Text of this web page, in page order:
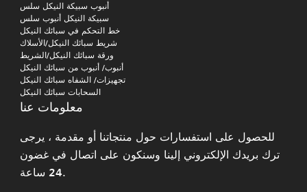
أنبوب سبيكة النيكل سلس
سبيكة النيكل أنبوب سلس
خط التحكم في سبائك النيكل
شريط سبائك النيكل/الأسلاك
ورقة سبائك النيكل/الشريط
أنبوب/ أنبوب من سبائك النيكل
تجهيزات/ الشفاه سبائك النيكل
السحابات سبائك النيكل
معلومات عنا
للحصول على استفسارات حول منتجاتنا أو مقدمة ، يرجى
ترك بريدك الإلكتروني إلينا وسنكون على اتصال في غضون
24 ساعة.